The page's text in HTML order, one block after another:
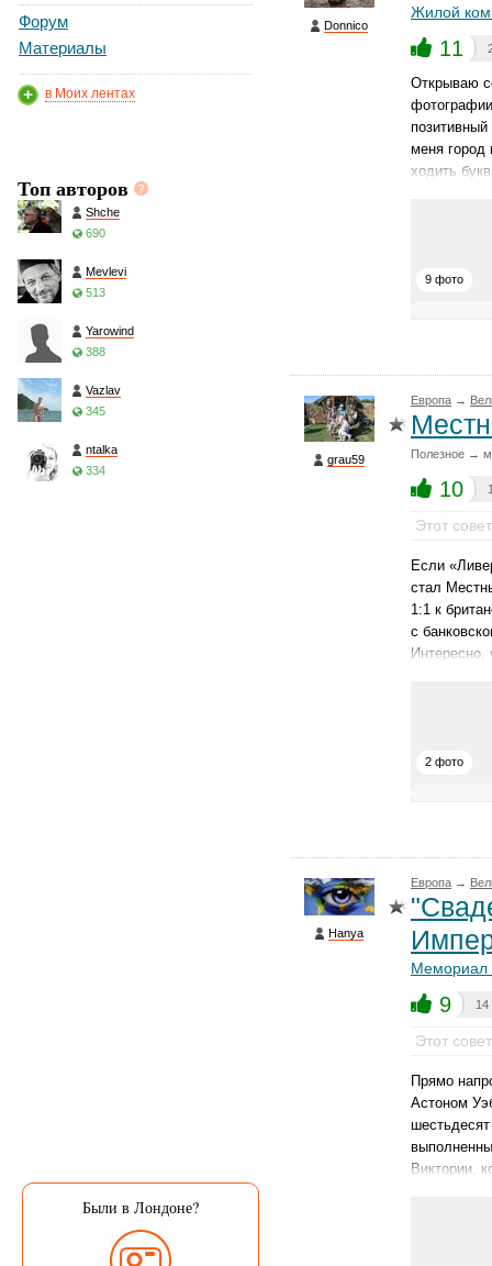
Форум
Материалы
в Моих лентах
Топ авторов
Shche
690
Mevlevi
513
Yarowind
388
Vazlav
345
ntalka
334
Были в Лондоне?
Donnico
Жилой
11
Открываю
меня город
ходить
9 фото
grau59
Европа →
Полезное →
10
Этот
Если
стал
1:1 к
с
Интересно,
2 фото
Hanya
Европа →
Мемориал
9 14
Этот
Прямо
Астоном
Виктории,